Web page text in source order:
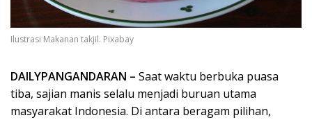
Ilustrasi Makanan takjil. Pixabay
DAILYPANGANDARAN – Saat waktu berbuka puasa
tiba, sajian manis selalu menjadi buruan utama
masyarakat Indonesia. Di antara beragam pilihan,